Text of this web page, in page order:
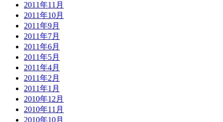
2011年11月
2011年10月
2011年9月
2011年7月
2011年6月
2011年5月
2011年4月
2011年2月
2011年1月
2010年12月
2010年11月
2010年10月